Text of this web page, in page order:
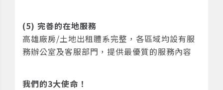
(5) 完善的在地服務
高雄廠房/土地出租體系完整，各區域均設有服
務辦公室及客服部門，提供最優質的服務內容
我們的3大使命！